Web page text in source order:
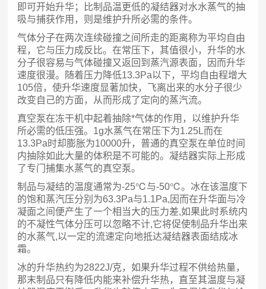
即可开始升华；比制品温更低的凝结器对水水蒸气的抽
吸与捕获作用，则是维护升所必需的条件。
气体分子在两次连续碰撞之间所走的距离称为平均自由
程，它与压力成反比。在常压下，其值很小，升华的水
分子很容易与气体碰撞又返回到蒸汽源表面，因而升华
速度很漫。随着压力降低13.3Pa以下，平均自由程增大
105倍，使升华速度显著加快，飞离出来的水分子很少
改变自己的方面，从而形成了定向的蒸汽流。
真空泵在冻干机中起着抽除*气体的作用，以维护升华
所必需的低压强。1g水蒸气在常压下为1.25L而在
13.3Pa时却膨胀为10000升，普通的真空泵在单位时间
内抽除如此大量的体积是不可能的。凝结器实际上形成
了专门捕集水蒸气的真空泵。
制品与凝结的温度通常为-25℃与-50℃。冰在该温度下
的饱和蒸汽压分别为63.3Pa与1.1Pa,因而在升华面与冷
凝面之间便产生了一个相当大的压力差,如果此时系统内
的不凝性气体分压可以忽略不计,它将促使制品升华出来
的水蒸气,以一定的流速定向地抵达凝结器表面结成冰
霜。
冰的升华热约为2822J/克，如果升华过程不供给热量，
那末制品只有降低内能来补偿升华热，直至其温度与凝